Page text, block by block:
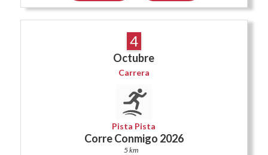
4
Octubre
Carrera
Pista Pista
Corre Conmigo 2026
5 km